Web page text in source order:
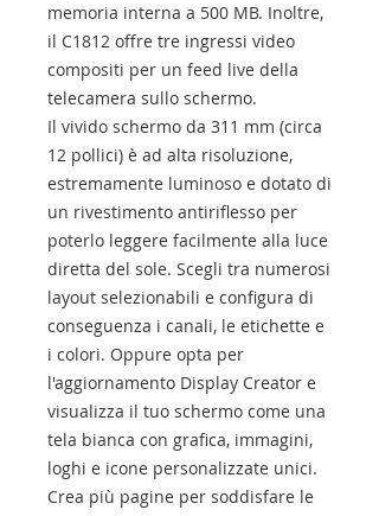
memoria interna a 500 MB. Inoltre,
il C1812 offre tre ingressi video
compositi per un feed live della
telecamera sullo schermo.
Il vivido schermo da 311 mm (circa
12 pollici) è ad alta risoluzione,
estremamente luminoso e dotato di
un rivestimento antiriflesso per
poterlo leggere facilmente alla luce
diretta del sole. Scegli tra numerosi
layout selezionabili e configura di
conseguenza i canali, le etichette e
i colori. Oppure opta per
l'aggiornamento Display Creator e
visualizza il tuo schermo come una
tela bianca con grafica, immagini,
loghi e icone personalizzate unici.
Crea più pagine per soddisfare le